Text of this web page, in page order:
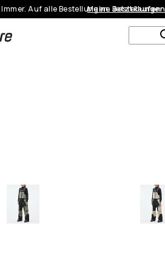
Immer. Auf alle Bestellungen. Jetzt kaufen
Meine Bestellungen